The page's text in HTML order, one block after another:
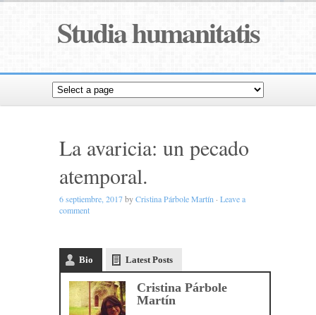
Studia humanitatis
La avaricia: un pecado
atemporal.
6 septiembre, 2017byCristina Párbole Martín · Leave a
comment
Bio Latest Posts
Cristina Párbole
Martín